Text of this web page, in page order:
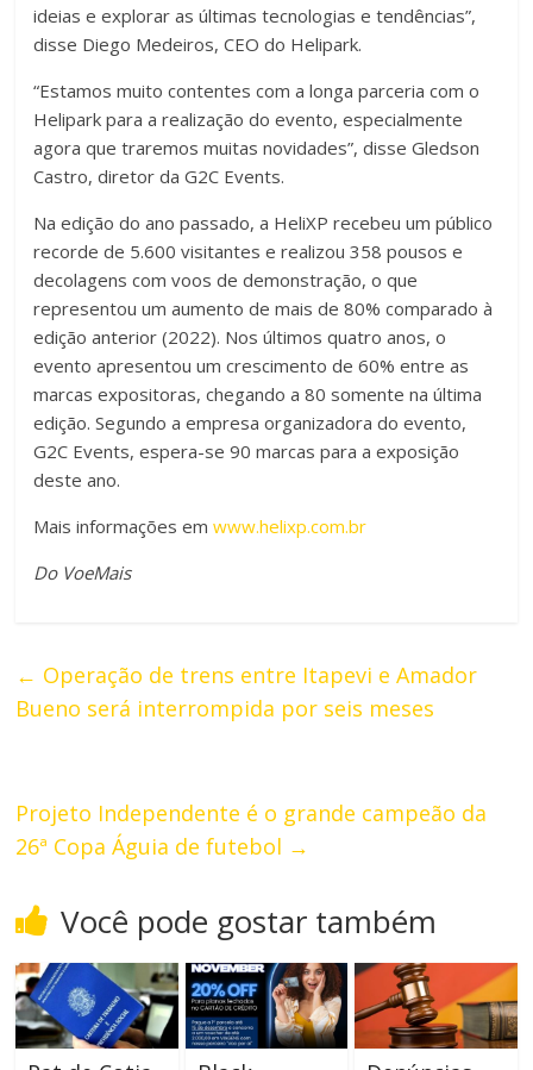
ideias e explorar as últimas tecnologias e tendências”,
disse Diego Medeiros, CEO do Helipark.
“Estamos muito contentes com a longa parceria com o
Helipark para a realização do evento, especialmente
agora que traremos muitas novidades”, disse Gledson
Castro, diretor da G2C Events.
Na edição do ano passado, a HeliXP recebeu um público
recorde de 5.600 visitantes e realizou 358 pousos e
decolagens com voos de demonstração, o que
representou um aumento de mais de 80% comparado à
edição anterior (2022). Nos últimos quatro anos, o
evento apresentou um crescimento de 60% entre as
marcas expositoras, chegando a 80 somente na última
edição. Segundo a empresa organizadora do evento,
G2C Events, espera-se 90 marcas para a exposição
deste ano.
Mais informações emwww.helixp.com.br
Do VoeMais
← Operação de trens entre Itapevi e Amador
Bueno será interrompida por seis meses
Projeto Independente é o grande campeão da
26ª Copa Águia de futebol →
Você pode gostar também